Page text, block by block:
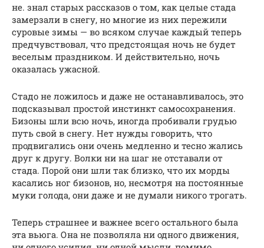
не. знал старых рассказов о том, как целые стада
замерзали в снегу, но многие из них пережили
суровые зимы — во всяком случае каждый теперь
предчувствовал, что предстоящая ночь не будет
веселым праздником. И действительно, ночь
оказалась ужасной.
Стадо не ложилось и даже не останавливалось, это
подсказывал простой инстинкт самосохранения.
Бизоны шли всю ночь, иногда пробивали грудью
путь свой в снегу. Нет нужды говорить, что
продвигались они очень медленно и тесно жались
друг к другу. Волки ни на шаг не отставали от
стада. Порой они шли так близко, что их морды
касались ног бизонов, но, несмотря на постоянные
муки голода, они даже и не думали никого трогать.
Теперь страшнее и важнее всего остального была
эта вьюга. Она не позволяла ни одного движения,